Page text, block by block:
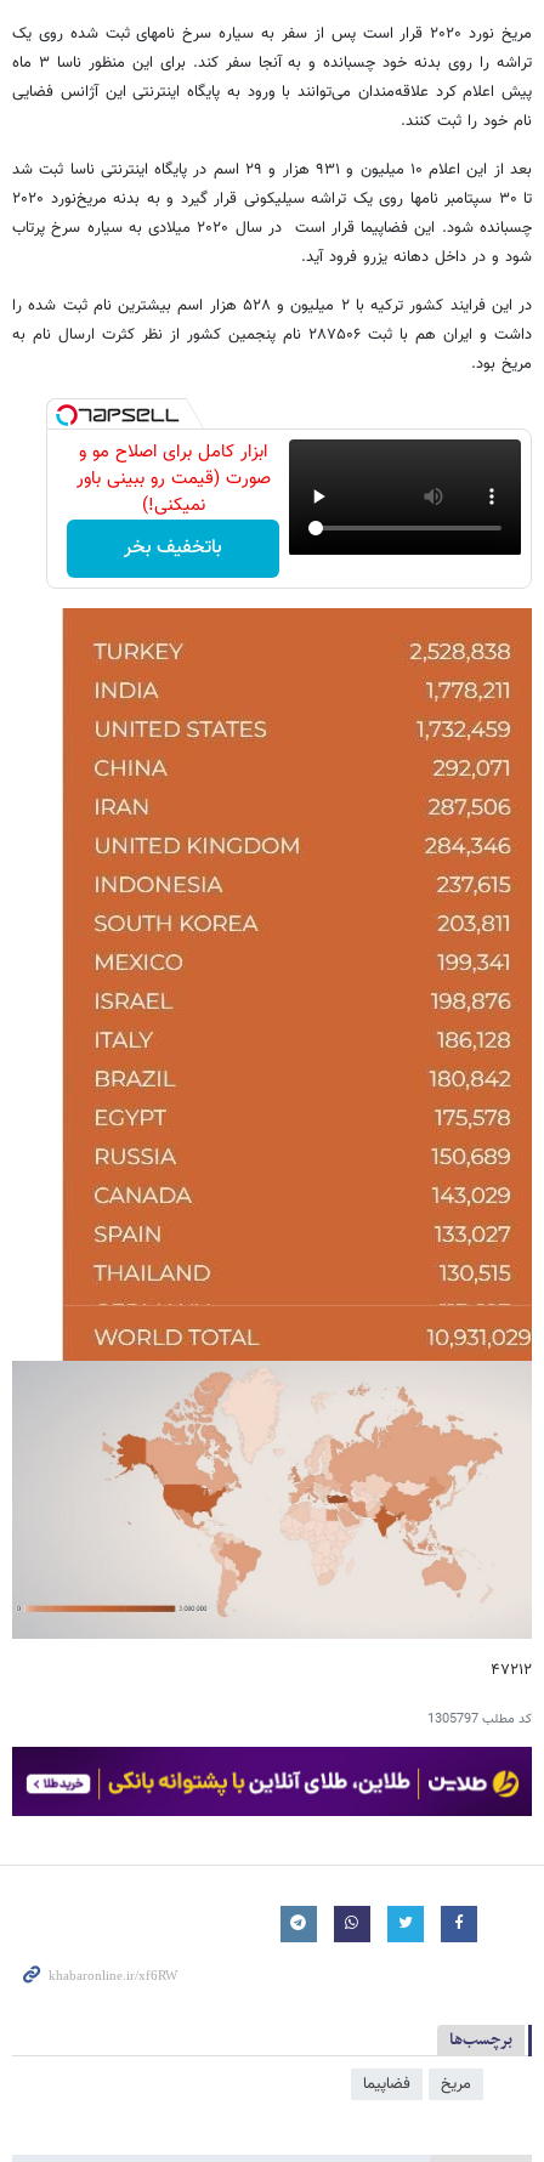
مریخ نورد ۲۰۲۰ قرار است پس از سفر به سیاره سرخ نامهای ثبت شده روی یک
تراشه را روی بدنه خود چسبانده و به آنجا سفر کند. برای این منظور ناسا ۳ ماه
پیش اعلام کرد علاقه‌مندان می‌توانند با ورود به پایگاه اینترنتی این آژانس فضایی
نام خود را ثبت کنند.
بعد از این اعلام ۱۰ میلیون و ۹۳۱ هزار و ۲۹ اسم در پایگاه اینترنتی ناسا ثبت شد
تا ۳۰ سپتامبر نامها روی یک تراشه سیلیکونی قرار گیرد و به بدنه مریخ‌نورد ۲۰۲۰
چسبانده شود. این فضاپیما قرار است در سال ۲۰۲۰ میلادی به سیاره سرخ پرتاب
شود و در داخل دهانه یزرو فرود آید.
در این فرایند کشور ترکیه با ۲ میلیون و ۵۲۸ هزار اسم بیشترین نام ثبت شده را
داشت و ایران هم با ثبت ۲۸۷۵۰۶ نام پنجمین کشور از نظر کثرت ارسال نام به
مریخ بود.
ابزار کامل برای اصلاح مو و
صورت (قیمت رو ببینی باور
نمیکنی!)
باتخفیف بخر
۴۷۲۱۲
کد مطلب1305797
برچسب‌ها
مریخ فضاپیما